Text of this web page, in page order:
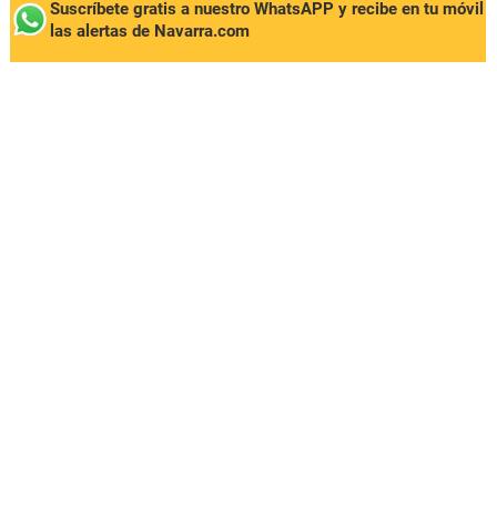
Suscríbete gratis a nuestro WhatsAPP y recibe en tu móvil
las alertas de Navarra.com